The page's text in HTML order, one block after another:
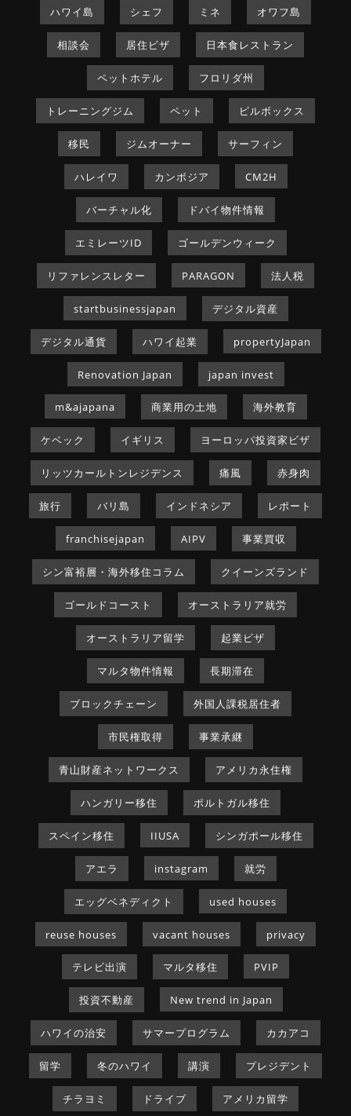
ハワイ島 シェフ ミネ オワフ島
相談会 居住ビザ 日本食レストラン
ペットホテル フロリダ州
トレーニングジム ペット ピルボックス
移民 ジムオーナー サーフィン
ハレイワ カンボジア CM2H
バーチャル化 ドバイ物件情報
エミレーツID ゴールデンウィーク
リファレンスレター PARAGON 法人税
startbusinessjapan デジタル資産
デジタル通貨 ハワイ起業 propertyJapan
Renovation Japan japan invest
m&ajapana 商業用の土地 海外教育
ケベック イギリス ヨーロッパ投資家ビザ
リッツカールトンレジデンス 痛風 赤身肉
旅行 バリ島 インドネシア レポート
franchisejapan AIPV 事業買収
シン富裕層・海外移住コラム クイーンズランド
ゴールドコースト オーストラリア就労
オーストラリア留学 起業ビザ
マルタ物件情報 長期滞在
ブロックチェーン 外国人課税居住者
市民権取得 事業承継
青山財産ネットワークス アメリカ永住権
ハンガリー移住 ポルトガル移住
スペイン移住 IIUSA シンガポール移住
アエラ instagram 就労
エッグベネディクト used houses
reuse houses vacant houses privacy
テレビ出演 マルタ移住 PVIP
投資不動産 New trend in Japan
ハワイの治安 サマープログラム カカアコ
留学 冬のハワイ 講演 プレジデント
チラヨミ ドライブ アメリカ留学